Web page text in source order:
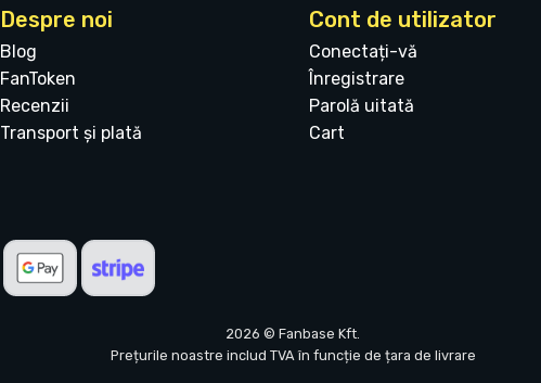
Despre noi
Blog
FanToken
Recenzii
Transport și plată
Cont de utilizator
Conectați-vă
Înregistrare
Parolă uitată
Cart
2026 © Fanbase Kft.
Prețurile noastre includ TVA în funcție de țara de livrare